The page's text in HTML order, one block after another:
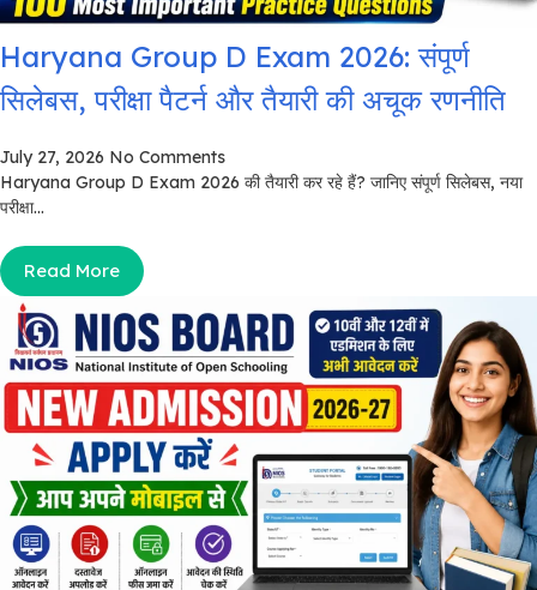
Haryana Group D Exam 2026: संपूर्ण
सिलेबस, परीक्षा पैटर्न और तैयारी की अचूक रणनीति
July 27, 2026 No Comments
Haryana Group D Exam 2026 की तैयारी कर रहे हैं? जानिए संपूर्ण सिलेबस, नया
परीक्षा...
Read More